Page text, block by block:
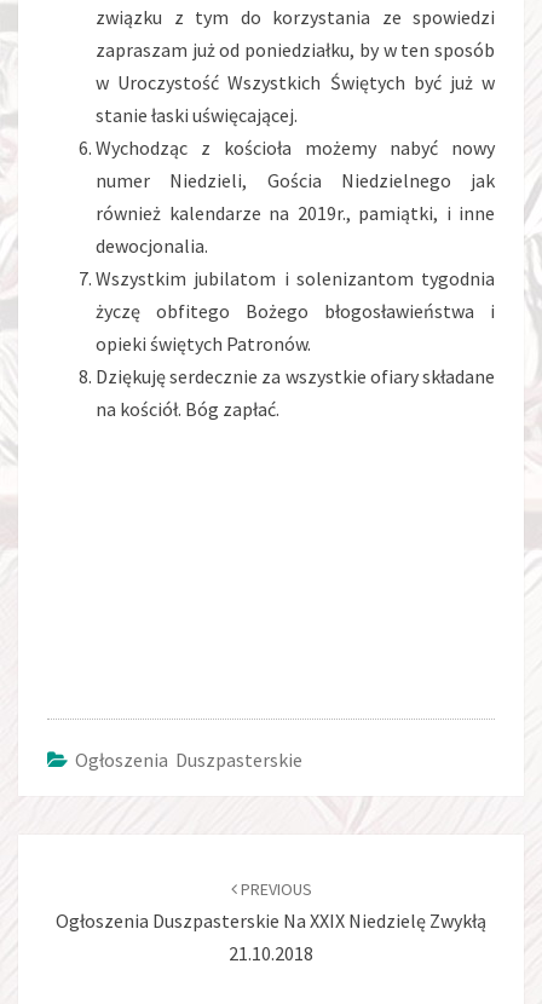
związku z tym do korzystania ze spowiedzi
zapraszam już od poniedziałku, by w ten sposób
w Uroczystość Wszystkich Świętych być już w
stanie łaski uświęcającej.
Wychodząc z kościoła możemy nabyć nowy
numer Niedzieli, Gościa Niedzielnego jak
również kalendarze na 2019r., pamiątki, i inne
dewocjonalia.
Wszystkim jubilatom i solenizantom tygodnia
życzę obfitego Bożego błogosławieństwa i
opieki świętych Patronów.
Dziękuję serdecznie za wszystkie ofiary składane
na kościół. Bóg zapłać.
Ogłoszenia Duszpasterskie
PREVIOUS
Ogłoszenia Duszpasterskie Na XXIX Niedzielę Zwykłą
21.10.2018